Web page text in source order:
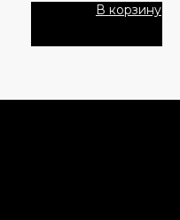
В корзину